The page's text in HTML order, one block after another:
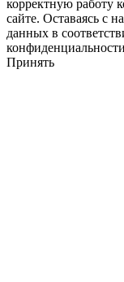
корректную работу
сайте. Оставаясь с
данных в
Принять